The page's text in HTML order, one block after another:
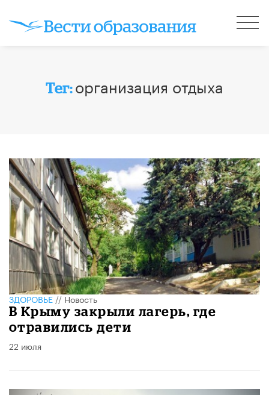
Тег:организация отдыха
ЗДОРОВЬЕ//Новость
В Крыму закрыли лагерь, где
отравились дети
22 июля